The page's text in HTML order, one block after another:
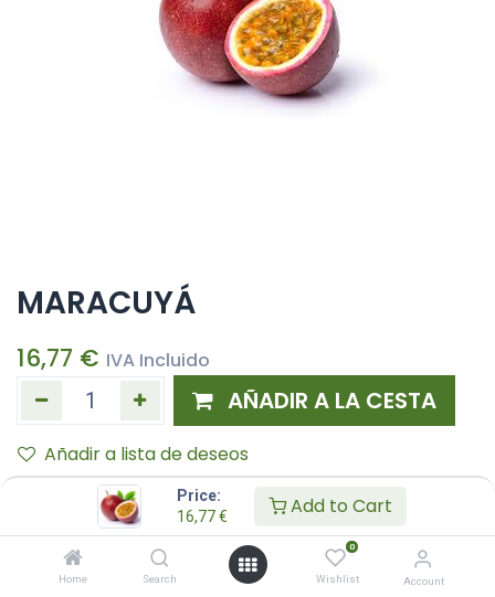
Price:
16,77€ Add to Cart
Home Search
0
Wishlist Account
MARACUYÁ
16,77 € IVA Incluido
AÑADIR A LA CESTA
Añadir a lista de deseos